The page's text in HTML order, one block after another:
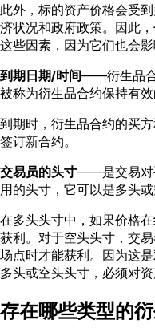
此外，标的资产价格会受
济状况和政府政策。因此
这些因素，因为它们也会影
到期日期/时间——衍生品合
被称为衍生品合约保持有效
到期时，衍生品合约的买
签订新合约。
交易员的头寸——是交易对
用的头寸，它可以是多头或
在多头头寸中，如果价格
获利。对于空头头寸，交
场点时才能获利。因为这
多头或空头头寸，必须对
存在哪些类型的